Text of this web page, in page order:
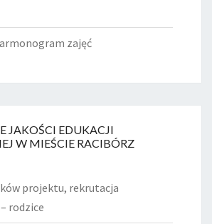
zajęć
JAKOŚCI EDUKACJI
W MIEŚCIE RACIBÓRZ
projektu, rekrutacja
rodzice